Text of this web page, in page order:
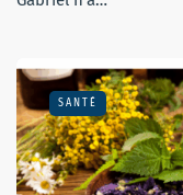
SANTÉ